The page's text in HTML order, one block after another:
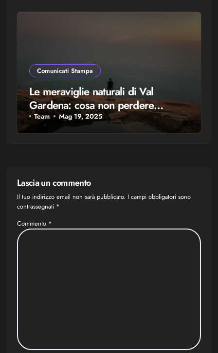
Comunicati Stampa
Le meraviglie naturali di Val
Gardena: cosa non perdere
durante il tuo soggiorno in baita
Team Mag 19, 2025
Lascia un commento
Il tuo indirizzo email non sarà pubblicato. I campi obbligatori sono
contrassegnati *
Commento *